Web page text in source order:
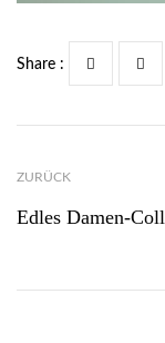
Share :
ZURÜCK